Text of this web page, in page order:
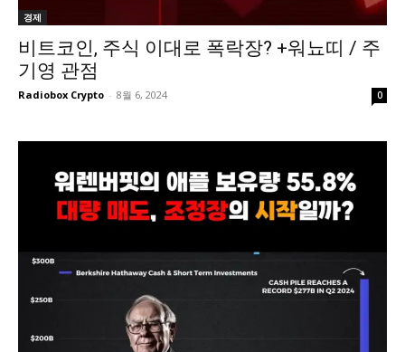
경제
비트코인, 주식 이대로 폭락장? +워뇨띠 / 주
기영 관점
Radiobox Crypto - 8월 6, 2024 0